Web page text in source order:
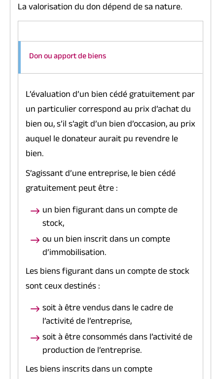
La valorisation du don dépend de sa nature.
Don ou apport de biens
L’évaluation d’un bien cédé gratuitement par
un particulier correspond au prix d’achat du
bien ou, s’il s’agit d’un bien d’occasion, au prix
auquel le donateur aurait pu revendre le
bien.
S’agissant d’une entreprise, le bien cédé
gratuitement peut être :
un bien figurant dans un compte de
stock,
ou un bien inscrit dans un compte
d’immobilisation.
Les biens figurant dans un compte de stock
sont ceux destinés :
soit à être vendus dans le cadre de
l’activité de l’entreprise,
soit à être consommés dans l’activité de
production de l’entreprise.
Les biens inscrits dans un compte